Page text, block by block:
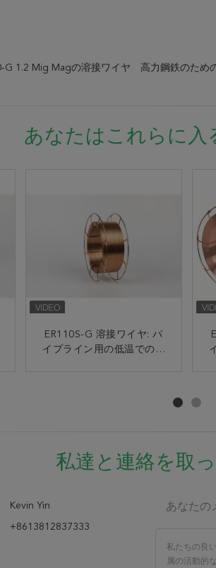
G 1.2 Mig Magの溶接ワイヤ 高力鋼鉄のため
あなたはこれらに入
ER110S-G 溶接ワイヤ: パ
イプライン用の低温での高
ソリッド ワイヤの盾のガス
1.2mm 0.8mmを溶接する高
私達と連絡を取
Kevin Yin
+8613812837333
あなたの